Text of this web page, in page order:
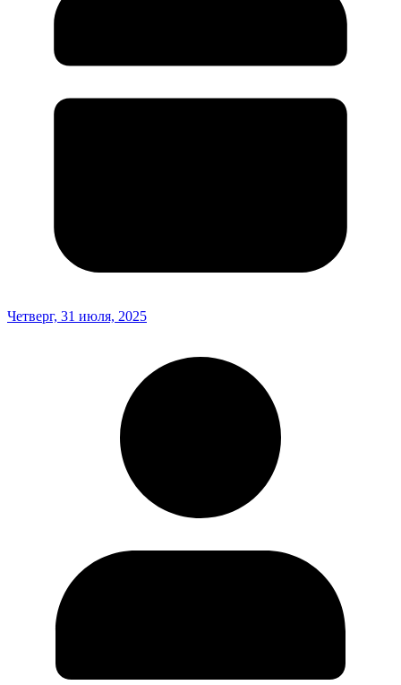
Четверг, 31 июля, 2025